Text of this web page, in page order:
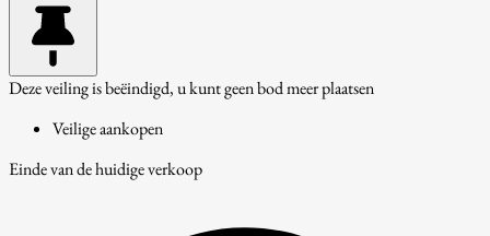
Deze veiling is beëindigd, u kunt geen bod meer plaatsen
Veilige aankopen
Einde van de huidige verkoop